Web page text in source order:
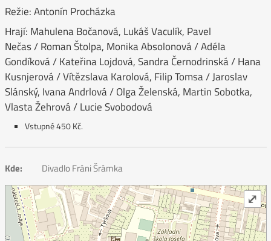
Režie: Antonín Procházka
Hrají: Mahulena Bočanová, Lukáš Vaculík, Pavel
Nečas / Roman Štolpa, Monika Absolonová / Adéla
Gondíková / Kateřina Lojdová, Sandra Černodrinská / Hana
Kusnjerová / Vítězslava Karolová, Filip Tomsa / Jaroslav
Slánský, Ivana Andrlová / Olga Želenská, Martin Sobotka,
Vlasta Žehrová / Lucie Svobodová
Vstupné 450 Kč.
Kde: Divadlo Fráni Šrámka
⤢